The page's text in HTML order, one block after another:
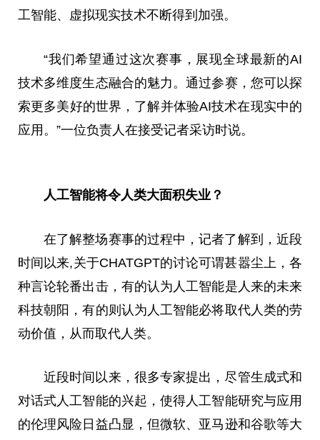
工智能、虚拟现实技术不断得到加强。
“我们希望通过这次赛事，展现全球最新的AI
技术多维度生态融合的魅力。通过参赛，您可以探
索更多美好的世界，了解并体验AI技术在现实中的
应用。”一位负责人在接受记者采访时说。
人工智能将令人类大面积失业？
在了解整场赛事的过程中，记者了解到， 近段
时间以来,关于CHATGPT的讨论可谓甚嚣尘上，各
种言论轮番出击，有的认为人工智能是人来的未来
科技朝阳，有的则认为人工智能必将取代人类的劳
动价值，从而取代人类。
近段时间以来，很多专家提出 ，尽管生成式和
对话式人工智能的兴起，使得人工智能研究与应用
的伦理风险日益凸显，但微软、亚马逊和谷歌等大